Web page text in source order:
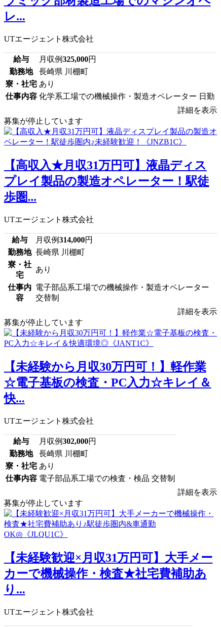
レ...
UTエージェント株式会社
給与 月収例325,000円
勤務地
長崎県 川棚町
寮・社宅 あり
仕事内容 化学系工場での機械操作・製造オペレーター 日勤
詳細を表示
募集が停止しています
【高収入★月収31万円可】液晶ディス
プレイ製品の製造オペレーター！駅徒
歩圏...
UTエージェント株式会社
給与 月収例314,000円
勤務地 長崎県 川棚町
寮・社
宅
あり
仕事内
容
電子部品系工場での機械操作・製造オペレーター
交替制
詳細を表示
募集が停止しています
【未経験から月収30万円可！】軽作業
☆電子基板の検査・PC入力☆キレイ＆
快...
UTエージェント株式会社
給与 月収例302,000円
勤務地
長崎県 川棚町
寮・社宅 あり
仕事内容 電子部品系工場での検査・検品 交替制
詳細を表示
募集が停止しています
【未経験歓迎×月収31万円可】大手メー
カーで機械操作・検査★社宅費補助あ
り...
UTエージェント株式会社